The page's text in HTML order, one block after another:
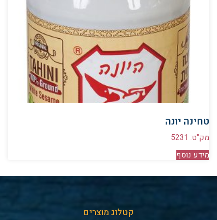
טחינה יונה
מק"ט: 5231
מידע נוסף
קטלוג מוצרים